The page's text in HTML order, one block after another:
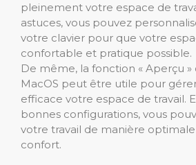
pleinement votre espace de
astuces, vous pouvez
votre clavier pour que votre
confortable et pratique possible.
De même, la fonction « Aperçu »
MacOS peut être utile pour
efficace votre espace de travail.
bonnes configurations, vous
votre travail de manière optimale
confort.